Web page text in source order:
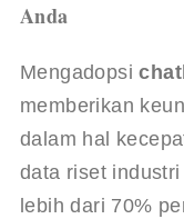
Anda
Mengadopsi
memberikan
dalam hal
data riset
lebih dari 70%